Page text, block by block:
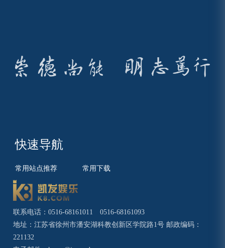
快速导航
常用站点推荐 常用下载
联系电话：0516-68161011 0516-68161093
地址：江苏省徐州市潘安湖科教创新区学院路1号 邮政编码：
221132